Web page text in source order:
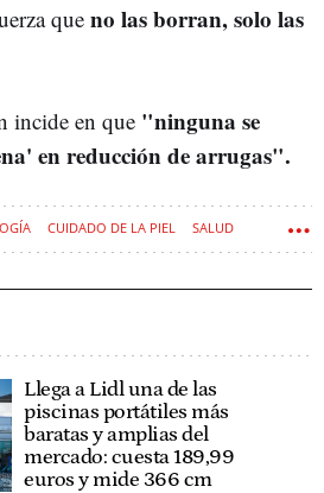
queno las borran, solo las
incide en que "ninguna se
en reducción de arrugas".
CUIDADO DE LA PIEL SALUD
Llega a Lidl una de las
piscinas portátiles más
baratas y amplias del
mercado: cuesta 189,99
euros y mide 366 cm